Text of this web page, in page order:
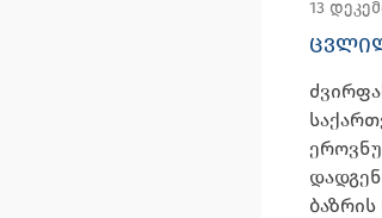
13
ბაზრის